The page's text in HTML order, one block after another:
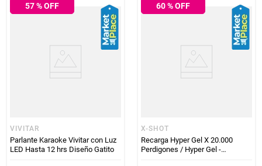
57% OFF
VIVITAR
Parlante Karaoke Vivitar con Luz
LED Hasta 12 hrs Diseño Gatito
60% OFF
X-SHOT
Recarga Hyper Gel X 20.000
Perdigones / Hyper Gel -